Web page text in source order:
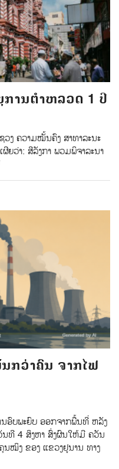
ການຕຳຫລວດ 1 ປີ
ວງ ຄວາມໝັ້ນຄົງ ສາທາລະນະ
ຍວ່າ: ສີລັງກາ ພວມພິຈາລະນາ
ກວ່າຄົນ ຈາກໄຟ
ອົບພະຍົບ ອອກຈາກພື້ນທີ່ ຫລັງ
ນທີ 4 ສິງຫາ ສົ່ງຜົນໃຫ້ມີ ຄວັນ
ນໝິງ ຂອງ ແຂວງຢູນານ ທາງ